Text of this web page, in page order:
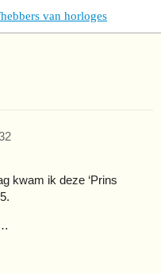
van horloges
kwam ik deze ‘Prins